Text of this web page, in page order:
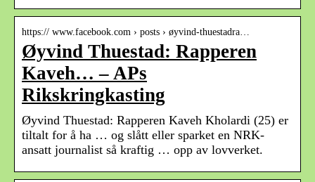
https:// www.facebook.com › posts › øyvind-thuestadra…
Øyvind Thuestad: Rapperen
Kaveh… – APs
Rikskringkasting
Øyvind Thuestad: Rapperen Kaveh Kholardi (25) er
tiltalt for å ha … og slått eller sparket en NRK-
ansatt journalist så kraftig … opp av lovverket.